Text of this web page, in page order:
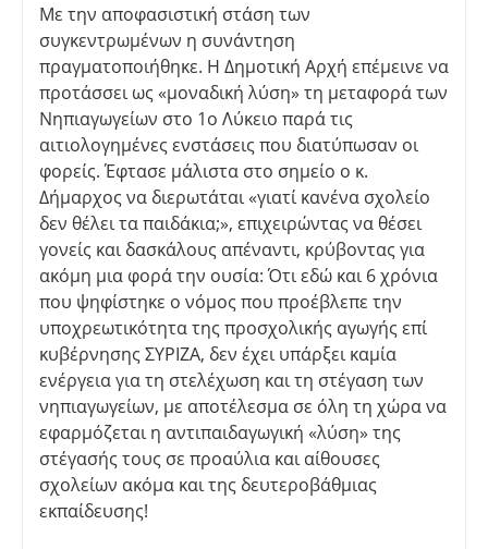
Με την αποφασιστική στάση των
συγκεντρωμένων η συνάντηση
πραγματοποιήθηκε. Η Δημοτική Αρχή επέμεινε να
προτάσσει ως «μοναδική λύση» τη μεταφορά των
Νηπιαγωγείων στο 1ο Λύκειο παρά τις
αιτιολογημένες ενστάσεις που διατύπωσαν οι
φορείς. Έφτασε μάλιστα στο σημείο ο κ.
Δήμαρχος να διερωτάται «γιατί κανένα σχολείο
δεν θέλει τα παιδάκια;», επιχειρώντας να θέσει
γονείς και δασκάλους απέναντι, κρύβοντας για
ακόμη μια φορά την ουσία: Ότι εδώ και 6 χρόνια
που ψηφίστηκε ο νόμος που προέβλεπε την
υποχρεωτικότητα της προσχολικής αγωγής επί
κυβέρνησης ΣΥΡΙΖΑ, δεν έχει υπάρξει καμία
ενέργεια για τη στελέχωση και τη στέγαση των
νηπιαγωγείων, με αποτέλεσμα σε όλη τη χώρα να
εφαρμόζεται η αντιπαιδαγωγική «λύση» της
στέγασής τους σε προαύλια και αίθουσες
σχολείων ακόμα και της δευτεροβάθμιας
εκπαίδευσης!